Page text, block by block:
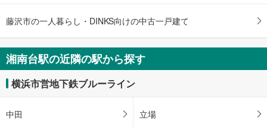
藤沢市の一人暮らし・DINKS向けの中古一戸建て
湘南台駅の近隣の駅から探す
横浜市営地下鉄ブルーライン
中田 立場